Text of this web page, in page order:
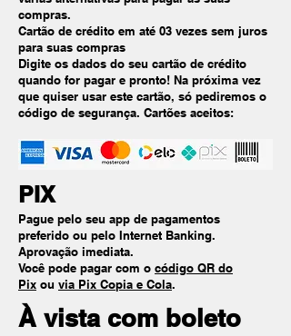
compras.
Cartão de crédito em até 03 vezes sem juros
para suas compras
Digite os dados do seu cartão de crédito
quando for pagar e pronto! Na próxima vez
que quiser usar este cartão, só pediremos o
código de segurança. Cartões aceitos:
PIX
Pague pelo seu app de pagamentos
preferido ou pelo Internet Banking.
Aprovação imediata.
Você pode pagar com o código QR do
Pix ou via Pix Copia e Cola.
À vista com boleto